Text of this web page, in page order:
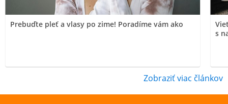
Prebuďte pleť a vlasy po zime! Poradíme vám ako
s
Zobraziť viac článkov